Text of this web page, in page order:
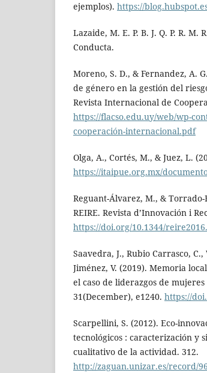
ejemplos). https://
Lazaide, M. E. P. B. J. Q. P. R.
Conducta.
Moreno, S. D., & Fernandez, A.
de género en la gestión del
Revista Internacional de
https://flacso.edu.uy/web/wp-
cooperación-internacional.pdf
Olga, A., Cortés, M., & Juez, L.
https://itaipue.org.mx/
Reguant-Álvarez, M., &
REIRE. Revista d’Innovación i
https://doi.org/10.1344/
Saavedra, J., Rubio Carrasco,
Jiménez, V. (2019). Memoria
el caso de liderazgos de
31(December), e1240. https://
Scarpellini, S. (2012). Eco-
tecnológicos : caracterización y
cualitativo de la actividad. 312.
http://zaguan.unizar.es/record/